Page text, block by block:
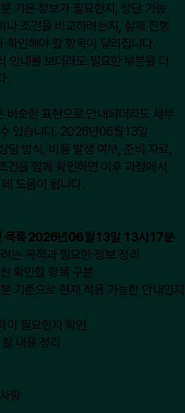
기본 정보가 필요한지, 상담 가능
나 조건을 비교하려는지, 실제 진행
확인해야 할 항목이 달라집니다.
안내를 보더라도 필요한 부분을 더
.
비슷한 표현으로 안내되더라도 세부
있습니다. 2026년06월13일
담 방식, 비용 발생 여부, 준비 자료,
건을 함께 확인하면 이후 과정에서
도움이 됩니다.
목록 2026년06월13일 13시17분
는 목적과 필요한 정보 정리
확인할 항목 구분
준으로 현재 적용 가능한 안내인지
이 필요한지 확인
내용 정리
항